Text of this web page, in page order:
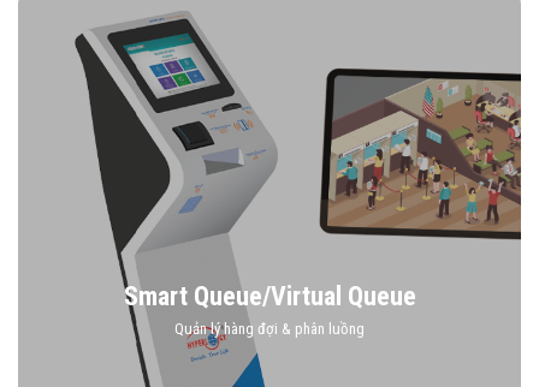
Smart Queue/Virtual Queue
Quản lý hàng đợi & phân luồng